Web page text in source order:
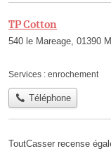
TP Cotton
540 le Mareage, 01390
Services : enrochement
Téléphone
ToutCasser recense